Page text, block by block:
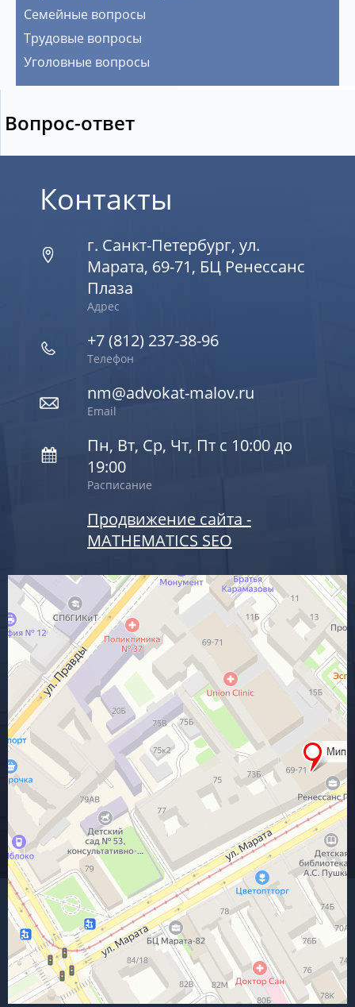
Семейные вопросы
Трудовые вопросы
Уголовные вопросы
Вопрос-ответ
Контакты
г. Санкт-Петербург, ул.
Марата, 69-71, БЦ Ренессанс
Плаза
Адрес
+7 (812) 237-38-96
Телефон
nm@advokat-malov.ru
Email
Пн, Вт, Ср, Чт, Пт с 10:00 до
19:00
Расписание
Продвижение сайта -
MATHEMATICS SEO